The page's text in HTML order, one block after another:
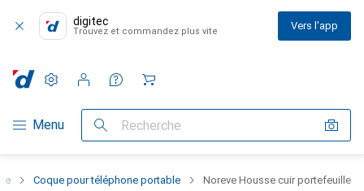
digitec
Trouvez et commandez plus vite Vers l'app
Navigation par catégorie
Menu Recherche
Paramètres
Compte client
Listes de comparaison
Listes d'envies
Panier
Coque pour téléphone portable Noreve Housse cuir portefeuille